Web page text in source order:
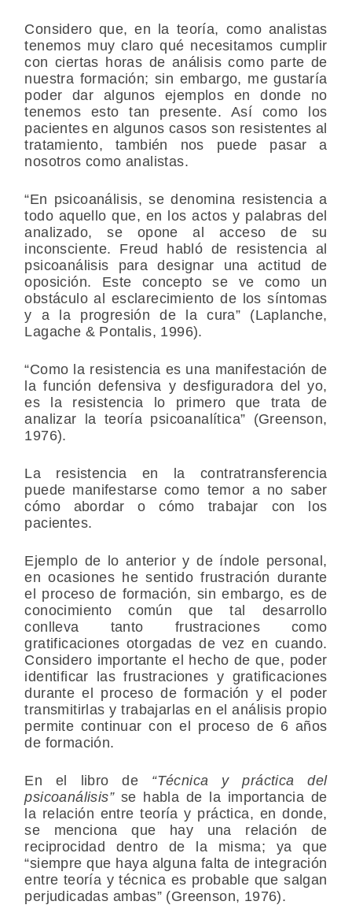
Considero que, en la teoría, como analistas
tenemos muy claro qué necesitamos cumplir
con ciertas horas de análisis como parte de
nuestra formación; sin embargo, me gustaría
poder dar algunos ejemplos en donde no
tenemos esto tan presente. Así como los
pacientes en algunos casos son resistentes al
tratamiento, también nos puede pasar a
nosotros como analistas.
“En psicoanálisis, se denomina resistencia a
todo aquello que, en los actos y palabras del
analizado, se opone al acceso de su
inconsciente. Freud habló de resistencia al
psicoanálisis para designar una actitud de
oposición. Este concepto se ve como un
obstáculo al esclarecimiento de los síntomas
y a la progresión de la cura” (Laplanche,
Lagache & Pontalis, 1996).
“Como la resistencia es una manifestación de
la función defensiva y desfiguradora del yo,
es la resistencia lo primero que trata de
analizar la teoría psicoanalítica” (Greenson,
1976).
La resistencia en la contratransferencia
puede manifestarse como temor a no saber
cómo abordar o cómo trabajar con los
pacientes.
Ejemplo de lo anterior y de índole personal,
en ocasiones he sentido frustración durante
el proceso de formación, sin embargo, es de
conocimiento común que tal desarrollo
conlleva tanto frustraciones como
gratificaciones otorgadas de vez en cuando.
Considero importante el hecho de que, poder
identificar las frustraciones y gratificaciones
durante el proceso de formación y el poder
transmitirlas y trabajarlas en el análisis propio
permite continuar con el proceso de 6 años
de formación.
En el libro de “Técnica y práctica del
psicoanálisis” se habla de la importancia de
la relación entre teoría y práctica, en donde,
se menciona que hay una relación de
reciprocidad dentro de la misma; ya que
“siempre que haya alguna falta de integración
entre teoría y técnica es probable que salgan
perjudicadas ambas” (Greenson, 1976).